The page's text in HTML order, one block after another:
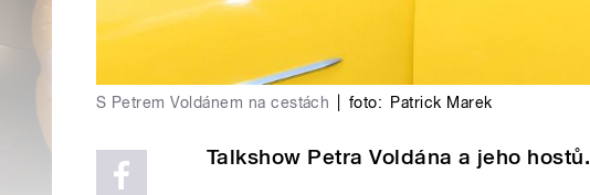
S Petrem Voldánem na cestách foto: Patrick Marek
Talkshow Petra Voldána a jeho hostů.